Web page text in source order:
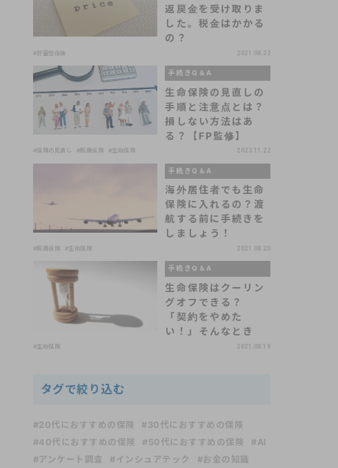
返戻金を受け取りま
した。税金はかかる
の？
#貯蓄型保険 2021.08.22
手続きQ＆A
生命保険の見直しの
手順と注意点とは？
損しない方法はあ
る？【FP監修】
#保険の見直し #医療保険 #生命保険 2023.11.22
手続きQ＆A
海外居住者でも生命
保険に入れるの？渡
航する前に手続きを
しましょう！
#医療保険 #生命保険 2021.08.20
手続きQ＆A
生命保険はクーリン
グオフできる？
「契約をやめた
い！」そんなとき
#生命保険 2021.08.19
タグで絞り込む
#20代におすすめの保険
#30代におすすめの保険
#40代におすすめの保険
#50代におすすめの保険
#AI
#アンケート調査
#インシュアテック
#お金の知識